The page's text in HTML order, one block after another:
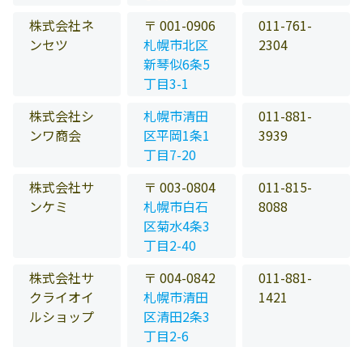
株式会社ネ
ンセツ
〒 001-0906
札幌市北区
新琴似6条5
丁目3-1
011-761-
2304
株式会社シ
ンワ商会
札幌市清田
区平岡1条1
丁目7-20
011-881-
3939
株式会社サ
ンケミ
〒 003-0804
札幌市白石
区菊水4条3
丁目2-40
011-815-
8088
株式会社サ
クライオイ
ルショップ
〒 004-0842
札幌市清田
区清田2条3
丁目2-6
011-881-
1421